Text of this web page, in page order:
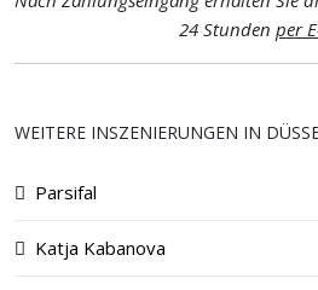
24 Stunden per
WEITERE INSZENIERUNGEN IN
Parsifal
Katja Kabanova